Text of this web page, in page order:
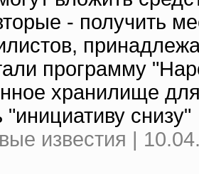
- получить
программу
хранилище
"инициативу снизу"
известия |